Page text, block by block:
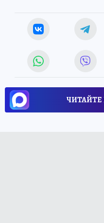
ЧИТАЙТЕ